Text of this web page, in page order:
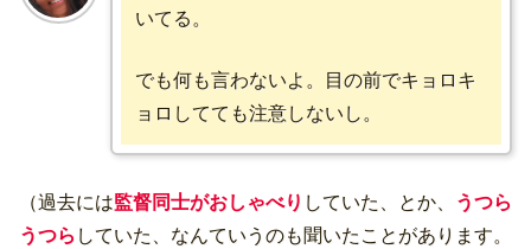
いてる。
でも何も言わないよ。目の前でキョロキ
ョロしてても注意しないし。
（過去には監督同士がおしゃべり していた、とか、
うつら
うつら していた、なんていうのも聞いたことがあります。